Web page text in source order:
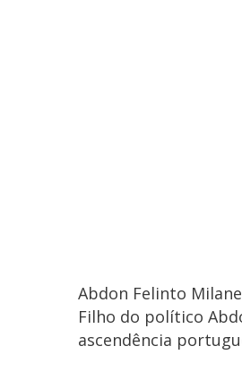
Abdon Felinto
Filho do político
ascendência